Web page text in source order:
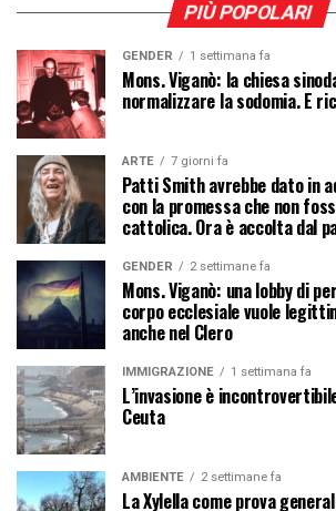
PIÙ POPOLARI
GENDER 1 settimana fa
Mons. Viganò: la chiesa
normalizzare la sodomia. E
ARTE 7 giorni fa
Patti Smith avrebbe dato in
con la promessa che non
cattolica. Ora è accolta dal
GENDER 2 settimane fa
Mons. Viganò: una lobby di
corpo ecclesiale vuole
anche nel Clero
IMMIGRAZIONE 1 settimana fa
L’invasione è
Ceuta
AMBIENTE 2 settimane fa
La Xylella come prova